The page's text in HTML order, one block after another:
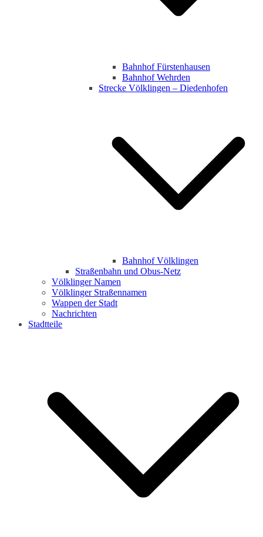
Bahnhof Fürstenhausen
Bahnhof Wehrden
Strecke Völklingen – Diedenhofen
Bahnhof Völklingen
Straßenbahn und Obus-Netz
Völklinger Namen
Völklinger Straßennamen
Wappen der Stadt
Nachrichten
Stadtteile